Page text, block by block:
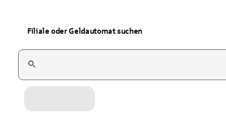
Filiale oder Geldautomat suchen
Suchfeld